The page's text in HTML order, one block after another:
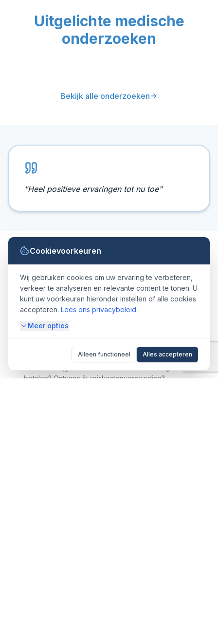
Uitgelichte medische
onderzoeken
Bekijk alle onderzoeken
"Heel positieve ervaringen tot nu toe"
Hoe zit het met?
Vergoeding
betalen? Ontvang ik reiskostenvergoeding?
Cookievoorkeuren
Wij gebruiken cookies om uw ervaring te verbeteren,
verkeer te analyseren en relevante content te tonen. U
kunt uw voorkeuren hieronder instellen of alle cookies
accepteren. Lees ons privacybeleid.
Meer opties
Alleen functioneel Alles accepteren